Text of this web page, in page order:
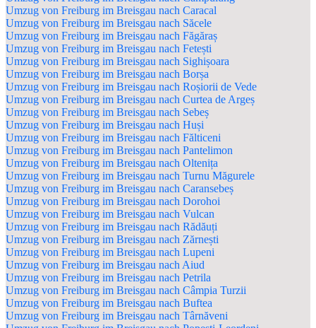
Umzug von Freiburg im Breisgau nach Caracal
Umzug von Freiburg im Breisgau nach Săcele
Umzug von Freiburg im Breisgau nach Făgăraș
Umzug von Freiburg im Breisgau nach Fetești
Umzug von Freiburg im Breisgau nach Sighișoara
Umzug von Freiburg im Breisgau nach Borșa
Umzug von Freiburg im Breisgau nach Roșiorii de Vede
Umzug von Freiburg im Breisgau nach Curtea de Argeș
Umzug von Freiburg im Breisgau nach Sebeș
Umzug von Freiburg im Breisgau nach Huși
Umzug von Freiburg im Breisgau nach Fălticeni
Umzug von Freiburg im Breisgau nach Pantelimon
Umzug von Freiburg im Breisgau nach Oltenița
Umzug von Freiburg im Breisgau nach Turnu Măgurele
Umzug von Freiburg im Breisgau nach Caransebeș
Umzug von Freiburg im Breisgau nach Dorohoi
Umzug von Freiburg im Breisgau nach Vulcan
Umzug von Freiburg im Breisgau nach Rădăuți
Umzug von Freiburg im Breisgau nach Zărnești
Umzug von Freiburg im Breisgau nach Lupeni
Umzug von Freiburg im Breisgau nach Aiud
Umzug von Freiburg im Breisgau nach Petrila
Umzug von Freiburg im Breisgau nach Câmpia Turzii
Umzug von Freiburg im Breisgau nach Buftea
Umzug von Freiburg im Breisgau nach Târnăveni